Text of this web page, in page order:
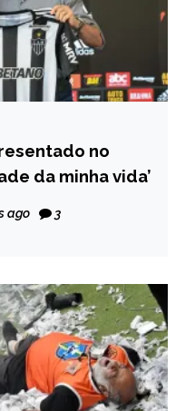
no
da minha vida’
ago 3